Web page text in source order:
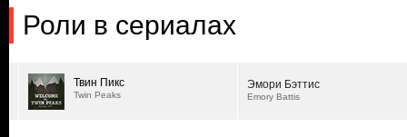
Роли в сериалах
Твин Пикс
Twin Peaks
Эмори Бэттис
Emory Battis